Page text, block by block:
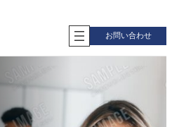
お問い合わせ